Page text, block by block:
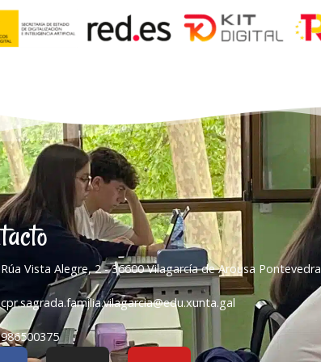
Rúa Vista Alegre, 2 - 36600 Vilagarcía de Arousa Pontevedra
cpr.sagrada.familia.vilagarcia@edu.xunta.gal
986500375